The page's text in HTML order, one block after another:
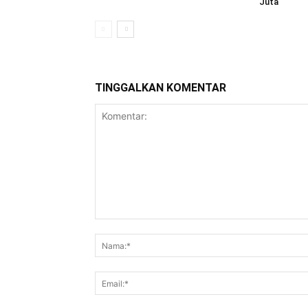
TINGGALKAN KOMENTAR